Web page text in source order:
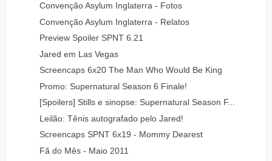
Convenção Asylum Inglaterra - Fotos
Convenção Asylum Inglaterra - Relatos
Preview Spoiler SPNT 6.21
Jared em Las Vegas
Screencaps 6x20 The Man Who Would Be King
Promo: Supernatural Season 6 Finale!
[Spoilers] Stills e sinopse: Supernatural Season F...
Leilão: Tênis autografado pelo Jared!
Screencaps SPNT 6x19 - Mommy Dearest
Fã do Mês - Maio 2011